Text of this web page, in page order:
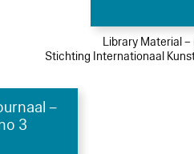
Library Material –
Stichting Internationaal
–
3